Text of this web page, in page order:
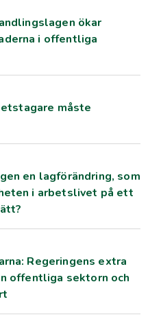
ökar
i offentliga
måste
en lagförändring, som
i arbetslivet på ett
Regeringens extra
offentliga sektorn och